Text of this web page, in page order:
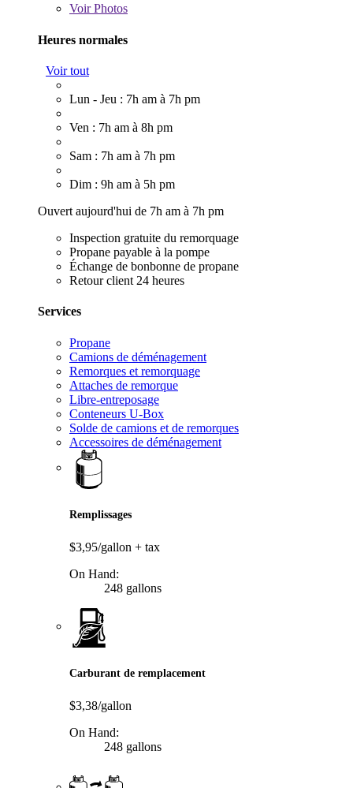
VoirPhotos
Heures normales
Voir tout
Lun - Jeu : 7h am à 7h pm
Ven : 7h am à 8h pm
Sam : 7h am à 7h pm
Dim : 9h am à 5h pm
Ouvert aujourd'hui de 7h am à 7h pm
Inspection gratuite du remorquage
Propane payable à la pompe
Échange de bonbonne de propane
Retour client 24 heures
Services
Propane
Camions de déménagement
Remorques et remorquage
Attaches de remorque
Libre-entreposage
Conteneurs U-Box
Solde de camions et de remorques
Accessoires de déménagement
Remplissages
$3,95/gallon + tax
On Hand:
248 gallons
Carburant de remplacement
$3,38/gallon
On Hand:
248 gallons